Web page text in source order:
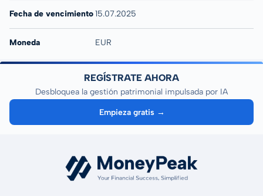
Fecha de vencimiento15.07.2025
Moneda EUR
REGÍSTRATE AHORA
Desbloquea la gestión patrimonial impulsada por IA
Empieza gratis →